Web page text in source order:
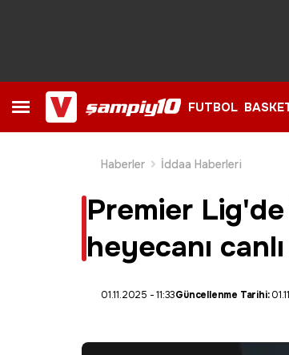
FUTBOL
Haberler
İddaa Haberleri
Premier
heyecanı
01.11.2025 - 11:33Güncellenme Tarihi: